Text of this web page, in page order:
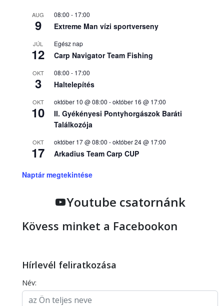
AUG
9
08:00 - 17:00
Extreme Man vízi sportverseny
JÚL
12
Egész nap
Carp Navigator Team Fishing
OKT
3
08:00 - 17:00
Haltelepítés
OKT
10
október 10 @ 08:00 -október 16 @ 17:00
II. Gyékényesi Pontyhorgászok Baráti
Találkozója
OKT
17
október 17 @ 08:00 -október 24 @ 17:00
Arkadius Team Carp CUP
Naptár megtekintése
Youtube csatornánk
Kövess minket a Facebookon
Hírlevél feliratkozása
Név: